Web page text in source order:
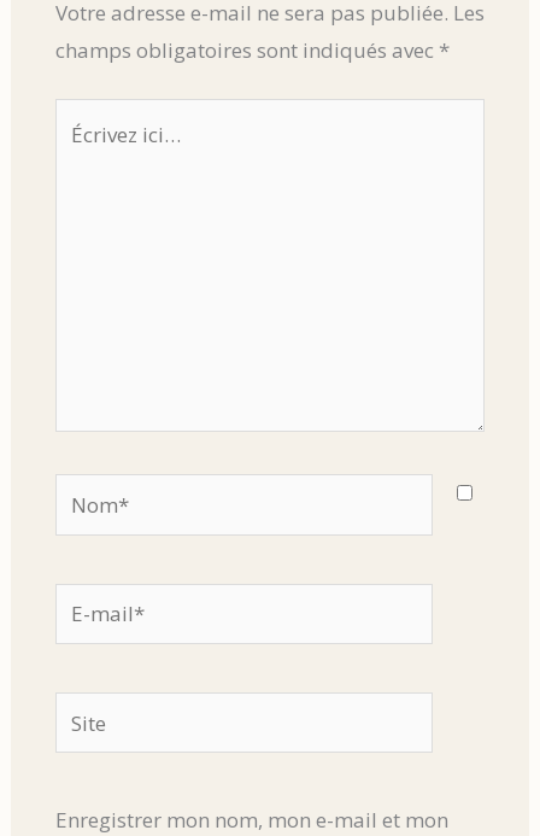
Votre adresse e-mail ne sera pas publiée. Les
champs obligatoires sont indiqués avec *
Écrivez
Nom*
E-
mail*
Site
Enregistrer mon nom, mon e-mail et mon